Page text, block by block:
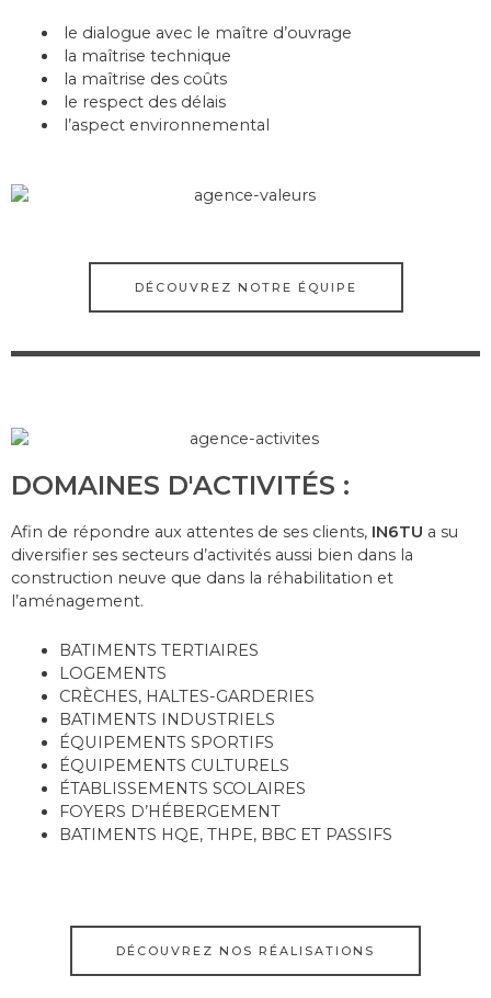
le dialogue avec le maître d’ouvrage
la maîtrise technique
la maîtrise des coûts
le respect des délais
l’aspect environnemental
DÉCOUVREZ NOTRE ÉQUIPE
DOMAINES D'ACTIVITÉS :
Afin de répondre aux attentes de ses clients, IN6TU a su
diversifier ses secteurs d’activités aussi bien dans la
construction neuve que dans la réhabilitation et
l’aménagement.
BATIMENTS TERTIAIRES
LOGEMENTS
CRÈCHES, HALTES-GARDERIES
BATIMENTS INDUSTRIELS
ÉQUIPEMENTS SPORTIFS
ÉQUIPEMENTS CULTURELS
ÉTABLISSEMENTS SCOLAIRES
FOYERS D’HÉBERGEMENT
BATIMENTS HQE, THPE, BBC ET PASSIFS
DÉCOUVREZ NOS RÉALISATIONS